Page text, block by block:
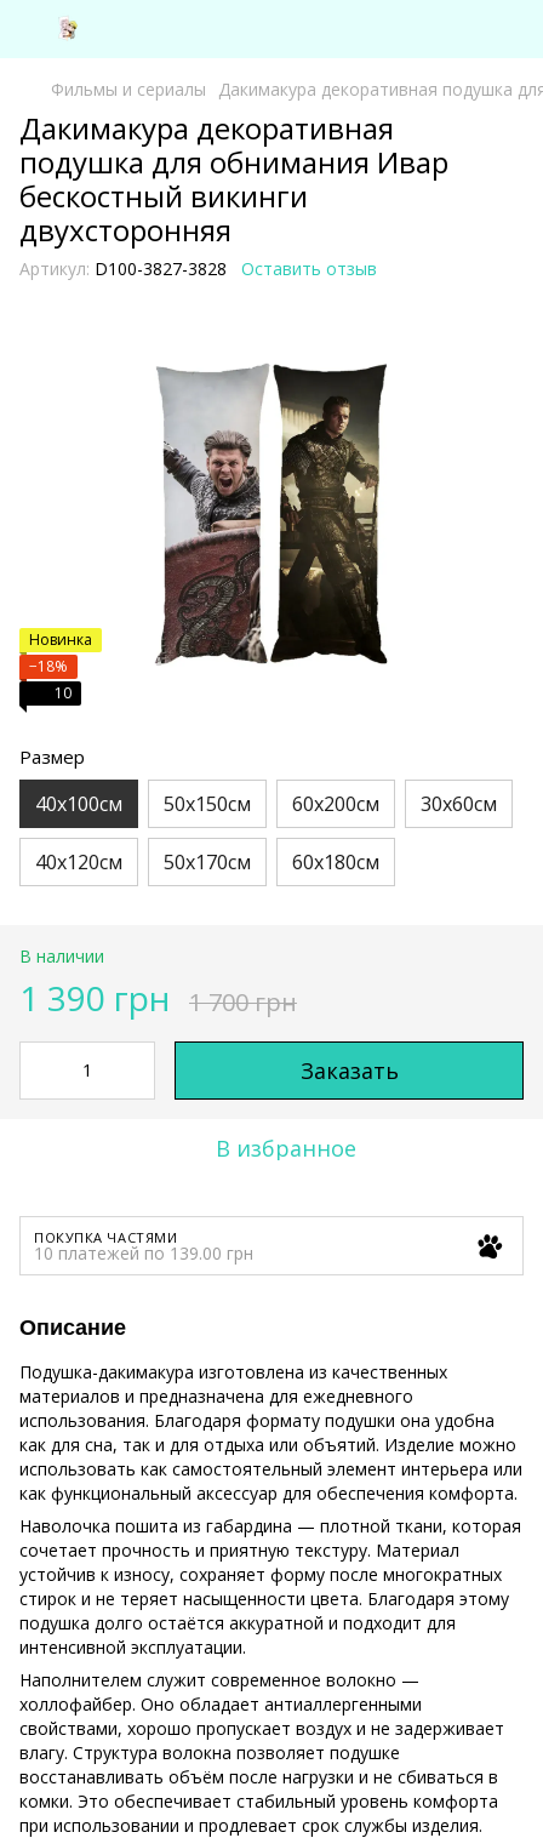
Фильмы и сериалы Дакимакура декоративная подушка
Дакимакура декоративная
подушка для обнимания Ивар
бескостный викинги
двухсторонняя
Артикул: D100-3827-3828 Оставить отзыв
Новинка
−18%
10
Размер
40х100см 50х150см 60х200см 30х60см
40х120см 50х170см 60х180см
В наличии
1 390 грн 1 700 грн
Заказать
В избранное
ПОКУПКА ЧАСТЯМИ
10 платежей по 139.00 грн
Описание
Подушка-дакимакура изготовлена из качественных
материалов и предназначена для ежедневного
использования. Благодаря формату подушки она удобна
как для сна, так и для отдыха или объятий. Изделие можно
использовать как самостоятельный элемент интерьера или
как функциональный аксессуар для обеспечения комфорта.
Наволочка пошита из габардина — плотной ткани, которая
сочетает прочность и приятную текстуру. Материал
устойчив к износу, сохраняет форму после многократных
стирок и не теряет насыщенности цвета. Благодаря этому
подушка долго остаётся аккуратной и подходит для
интенсивной эксплуатации.
Наполнителем служит современное волокно —
холлофайбер. Оно обладает антиаллергенными
свойствами, хорошо пропускает воздух и не задерживает
влагу. Структура волокна позволяет подушке
восстанавливать объём после нагрузки и не сбиваться в
комки. Это обеспечивает стабильный уровень комфорта
при использовании и продлевает срок службы изделия.